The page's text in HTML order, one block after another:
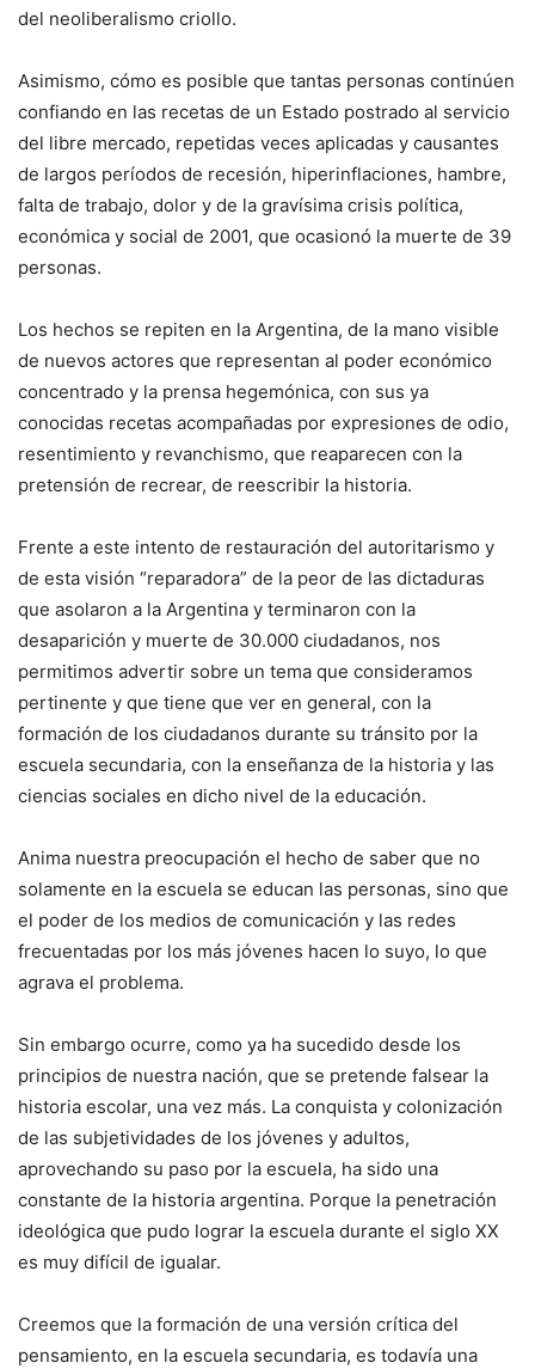
del neoliberalismo criollo.
Asimismo, cómo es posible que tantas personas continúen
confiando en las recetas de un Estado postrado al servicio
del libre mercado, repetidas veces aplicadas y causantes
de largos períodos de recesión, hiperinflaciones, hambre,
falta de trabajo, dolor y de la gravísima crisis política,
económica y social de 2001, que ocasionó la muerte de 39
personas.
Los hechos se repiten en la Argentina, de la mano visible
de nuevos actores que representan al poder económico
concentrado y la prensa hegemónica, con sus ya
conocidas recetas acompañadas por expresiones de odio,
resentimiento y revanchismo, que reaparecen con la
pretensión de recrear, de reescribir la historia.
Frente a este intento de restauración del autoritarismo y
de esta visión “reparadora” de la peor de las dictaduras
que asolaron a la Argentina y terminaron con la
desaparición y muerte de 30.000 ciudadanos, nos
permitimos advertir sobre un tema que consideramos
pertinente y que tiene que ver en general, con la
formación de los ciudadanos durante su tránsito por la
escuela secundaria, con la enseñanza de la historia y las
ciencias sociales en dicho nivel de la educación.
Anima nuestra preocupación el hecho de saber que no
solamente en la escuela se educan las personas, sino que
el poder de los medios de comunicación y las redes
frecuentadas por los más jóvenes hacen lo suyo, lo que
agrava el problema.
Sin embargo ocurre, como ya ha sucedido desde los
principios de nuestra nación, que se pretende falsear la
historia escolar, una vez más. La conquista y colonización
de las subjetividades de los jóvenes y adultos,
aprovechando su paso por la escuela, ha sido una
constante de la historia argentina. Porque la penetración
ideológica que pudo lograr la escuela durante el siglo XX
es muy difícil de igualar.
Creemos que la formación de una versión crítica del
pensamiento, en la escuela secundaria, es todavía una